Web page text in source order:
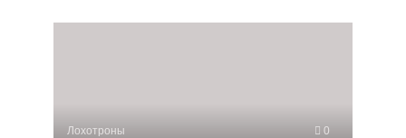
Лохотроны 0